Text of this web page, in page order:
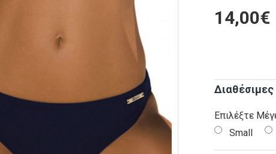
14,00€
Επιλέξτε
Small